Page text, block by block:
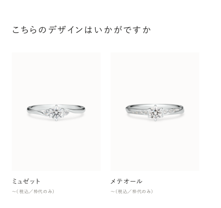
こちらのデザインはいかがですか
ミュゼット
〜（税込／枠代のみ）
メテオール
〜（税込／枠代のみ）